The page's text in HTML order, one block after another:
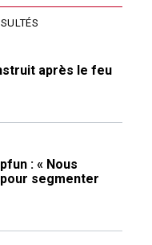
après le feu
: « Nous
segmenter